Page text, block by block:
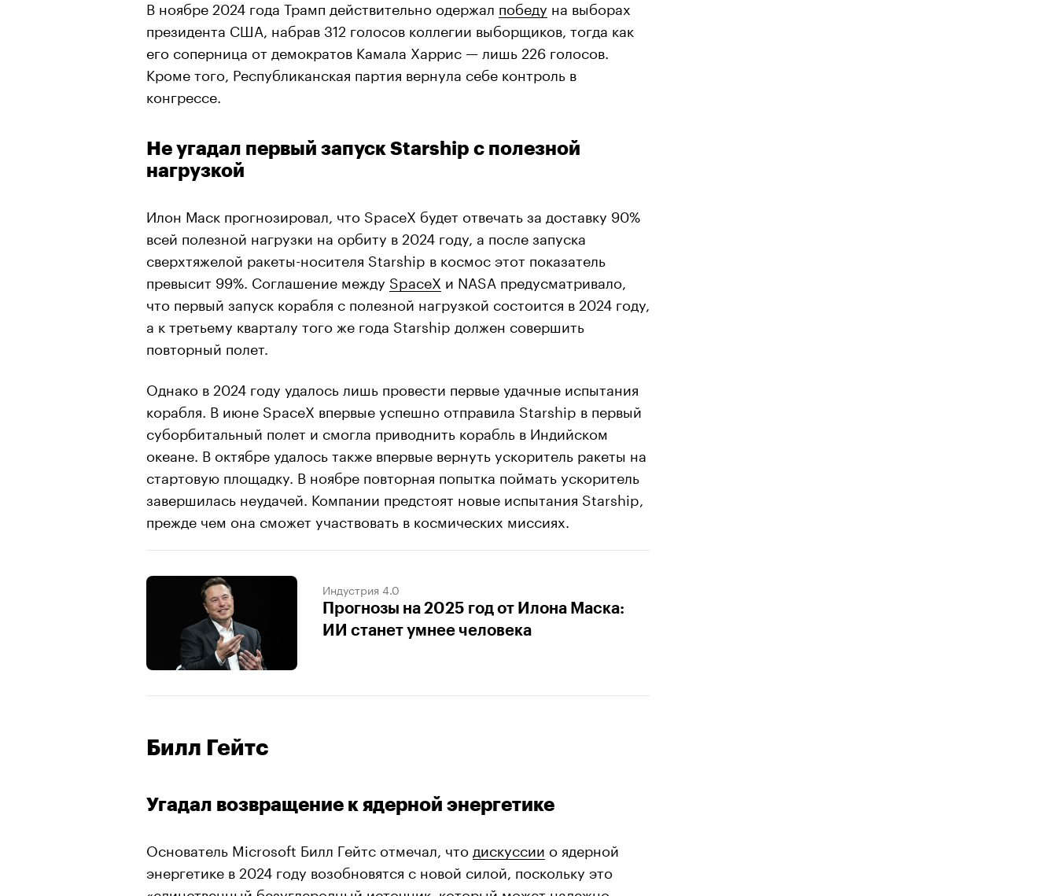
В ноябре 2024 года Трамп действительно одержал победу на выборах
президента США, набрав 312 голосов коллегии выборщиков, тогда как
его соперница от демократов Камала Харрис — лишь 226 голосов.
Кроме того, Республиканская партия вернула себе контроль в
конгрессе.
Не угадал первый запуск Starship с полезной
нагрузкой
Илон Маск прогнозировал, что SpaceX будет отвечать за доставку 90%
всей полезной нагрузки на орбиту в 2024 году, а после запуска
сверхтяжелой ракеты-носителя Starship в космос этот показатель
превысит 99%. Соглашение между SpaceX и NASA предусматривало,
что первый запуск корабля с полезной нагрузкой состоится в 2024 году,
а к третьему кварталу того же года Starship должен совершить
повторный полет.
Однако в 2024 году удалось лишь провести первые удачные испытания
корабля. В июне SpaceX впервые успешно отправила Starship в первый
суборбитальный полет и смогла приводнить корабль в Индийском
океане. В октябре удалось также впервые вернуть ускоритель ракеты на
стартовую площадку. В ноябре повторная попытка поймать ускоритель
завершилась неудачей. Компании предстоят новые испытания Starship,
прежде чем она сможет участвовать в космических миссиях.
Индустрия 4.0
Прогнозы на 2025 год от Илона Маска:
ИИ станет умнее человека
Билл Гейтс
Угадал возвращение к ядерной энергетике
Основатель Microsoft Билл Гейтс отмечал, что дискуссии о ядерной
энергетике в 2024 году возобновятся с новой силой, поскольку это